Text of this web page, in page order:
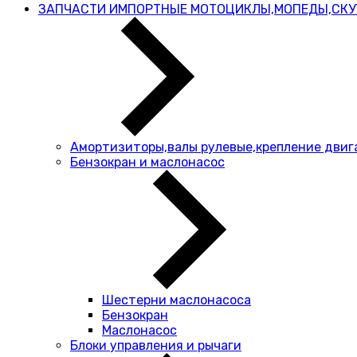
ЗАПЧАСТИ ИМПОРТНЫЕ
Амортизиторы,валы рулевые,крепление
Бензокран и маслонасос
Шестерни маслонасоса
Бензокран
Маслонасос
Блоки управления и рычаги